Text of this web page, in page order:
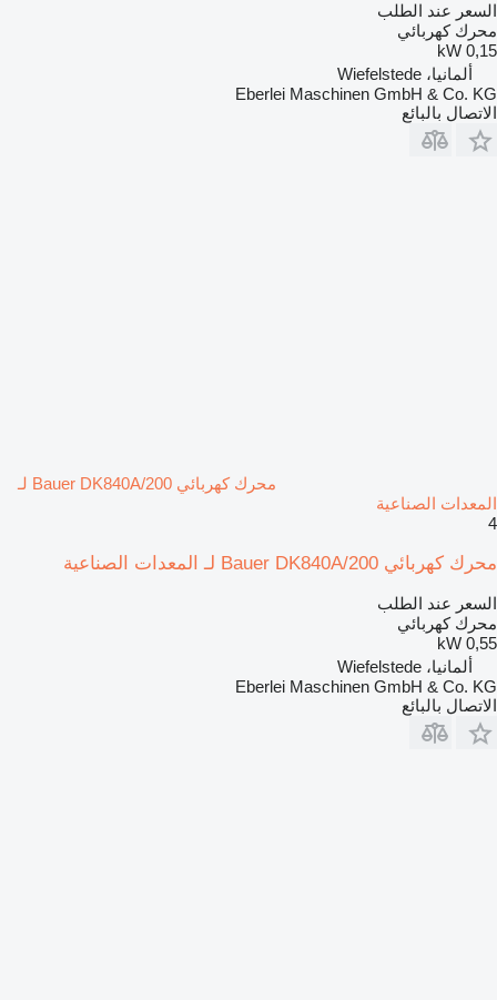
السعر عند الطلب
محرك كهربائي
0,15 kW
ألمانيا، Wiefelstede
Eberlei Maschinen GmbH & Co. KG
الاتصال بالبائع
محرك كهربائي Bauer DK840A/200 لـ
المعدات الصناعية
4
محرك كهربائي Bauer DK840A/200 لـ المعدات الصناعية
السعر عند الطلب
محرك كهربائي
0,55 kW
ألمانيا، Wiefelstede
Eberlei Maschinen GmbH & Co. KG
الاتصال بالبائع